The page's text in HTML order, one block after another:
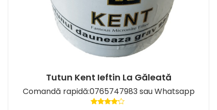
Tutun Kent Ieftin La Găleată
Comandă rapidă:0765747983sauWhatsapp